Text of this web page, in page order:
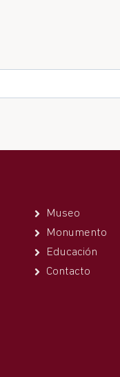
Museo
Monumento
Educación
Contacto